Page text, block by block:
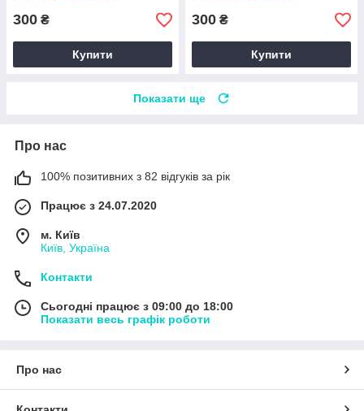
300 ₴
Купити
300 ₴
Купити
Показати ще
Про нас
100% позитивних з 82 відгуків за рік
Працює з 24.07.2020
м. Київ
Київ, Україна
Контакти
Сьогодні працює з 09:00 до 18:00
Показати весь графік роботи
Про нас